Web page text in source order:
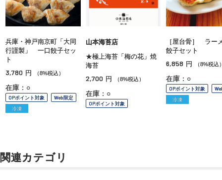
兵庫・神戸南京町「大同
行謹製」 一口餃子セッ
ト
3,780 円 （8%税込）
在庫：○
OPポイント対象
Web限定
冷凍
山本海苔店
★極上海苔「梅の花」焼
海苔
2,700 円 （8%税込）
在庫：○
OPポイント対象
［屋台骨］ ラー
餃子セット
6,858 円 （8%税込
在庫：○
OPポイント対象
冷凍
関連カテゴリ